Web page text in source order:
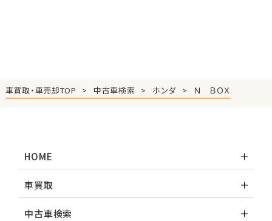
車買取・車売却TOP 中古車検索 ホンダ Ｎ ＢＯＸ
HOME
車買取
中古車検索